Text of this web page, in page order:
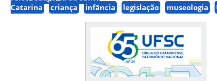
Catarina
criança infância legislação museologia